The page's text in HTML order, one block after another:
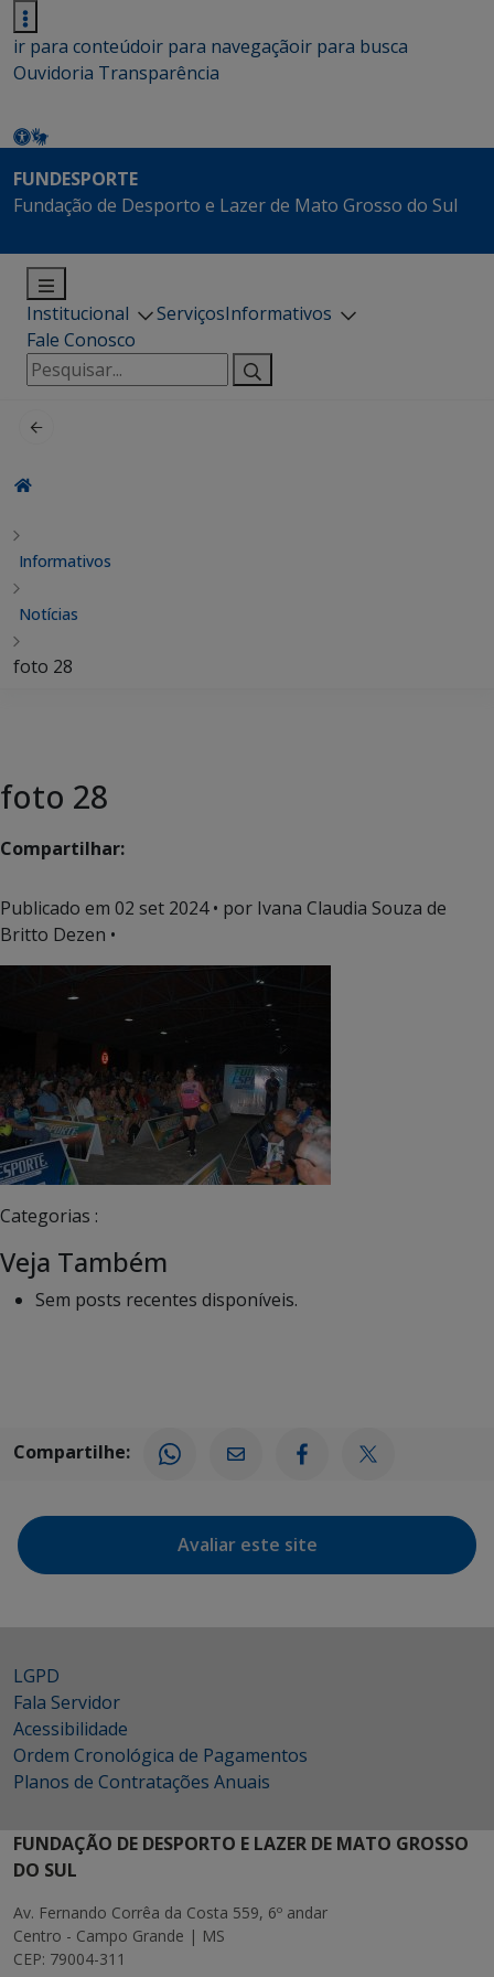
ir para conteúdoir para navegaçãoir para busca
Ouvidoria Transparência
FUNDESPORTE
Fundação de Desporto e Lazer de Mato Grosso do Sul
Institucional ServiçosInformativos
Fale Conosco
Pesquisar
por:
Informativos
Notícias
foto 28
foto 28
Compartilhar:
Publicado em 02 set 2024• por Ivana Claudia Souza de
Britto Dezen •
Categorias :
Veja Também
Sem posts recentes disponíveis.
Compartilhe:
Avaliar este site
LGPD
Fala Servidor
Acessibilidade
Ordem Cronológica de Pagamentos
Planos de Contratações Anuais
FUNDAÇÃO DE DESPORTO E LAZER DE MATO GROSSO
DO SUL
Av. Fernando Corrêa da Costa 559, 6º andar
Centro - Campo Grande | MS
CEP: 79004-311